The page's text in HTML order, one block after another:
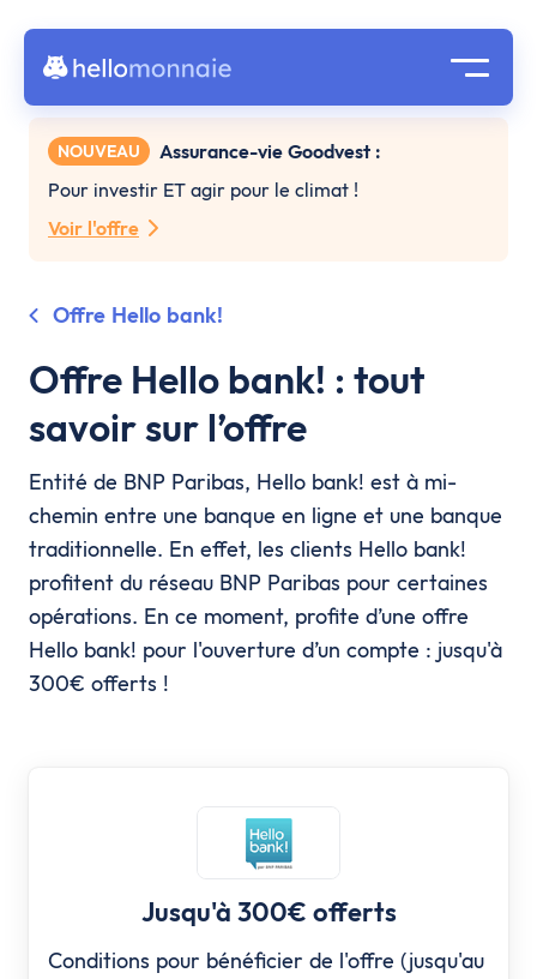
NOUVEAU
Assurance-vie Goodvest :
Pour investir ET agir pour le climat !
Voir l'offre
Offre Hello bank!
Offre Hello bank! : tout
savoir sur l’offre
Entité de BNP Paribas, Hello bank! est à mi-
chemin entre une banque en ligne et une banque
traditionnelle. En effet, les clients Hello bank!
profitent du réseau BNP Paribas pour certaines
opérations. En ce moment, profite d’une offre
Hello bank! pour l'ouverture d’un compte : jusqu'à
300€ offerts !
Jusqu'à 300€ offerts
Conditions pour bénéficier de l'offre (jusqu'au